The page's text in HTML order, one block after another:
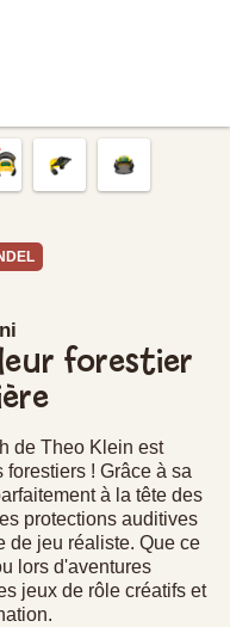
forestier
de Theo Klein est
! Grâce à sa
à la tête des
protections auditives
de jeu réaliste. Que ce
lors d'aventures
jeux de rôle créatifs et